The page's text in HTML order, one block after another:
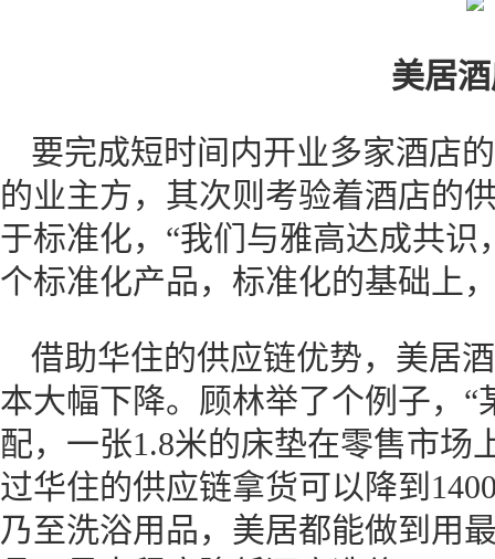
美居
要完成短时间内开业多家酒店
的业主方，其次则考验着酒店的
于标准化，“我们与雅高达成共
个标准化产品，标准化的基础上
借助华住的供应链优势，美居
本大幅下降。顾林举了个例子，
配，一张1.8米的床垫在零售市场
过华住的供应链拿货可以降到
乃至洗浴用品，美居都能做到用